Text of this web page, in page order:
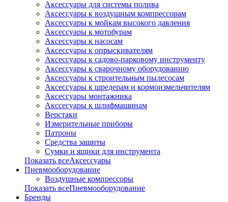
Аксессуары для системы полива
Аксессуары к воздушным компрессорам
Аксессуары к мойкам высокого давления
Аксессуары к мотобурам
Аксессуары к насосам
Аксессуары к опрыскивателям
Аксессуары к садово-парковому инструменту
Аксессуары к сварочному оборудованию
Аксессуары к строительным пылесосам
Аксессуары к шредерам и кормоизмельчителям
Аксессуары монтажника
Акссесуары к шлифмашинам
Верстаки
Измерительные приборы
Патроны
Средства защиты
Сумки и ящики для инструмента
Показать всеАксессуары
Пневмооборудование
Воздушные компрессоры
Показать всеПневмооборудование
Бренды